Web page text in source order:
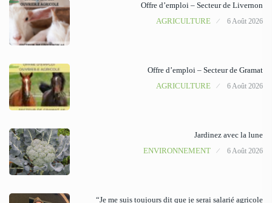
Offre d’emploi – Secteur de Livernon
AGRICULTURE
6 Août 2026
Offre d’emploi – Secteur de Gramat
AGRICULTURE
6 Août 2026
Jardinez avec la lune
ENVIRONNEMENT
6 Août 2026
“Je me suis toujours dit que je serai salarié agricole